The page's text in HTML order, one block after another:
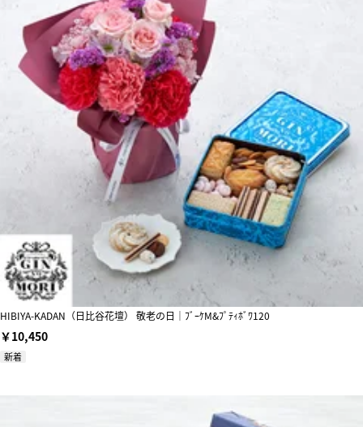
HIBIYA-KADAN（日比谷花壇） 敬老の日｜ﾌﾞｰｹM&ﾌﾟﾃｨﾎﾞﾜ120
￥10,450
新着